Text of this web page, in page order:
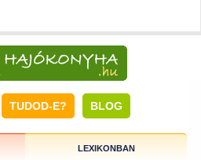
TUDOD-E? BLOG
LEXIKONBAN